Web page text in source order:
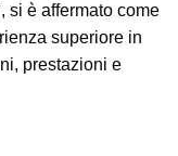
si è affermato come
superiore in
prestazioni e